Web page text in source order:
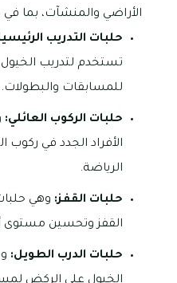
الأراضي والمنشآت، بما
حلبات التدريب
تستخدم لتدريب الخيول
للمسابقات والبطولات.
حلبات الركوب العائلي:
الأفراد الجدد في
الرياضة.
حلبات القفز: وهي
القفز وتحسين مستوى
حلبات الدرب الطويل: